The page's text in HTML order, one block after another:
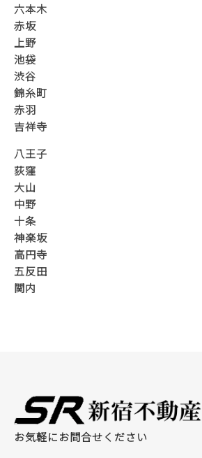
六本木
赤坂
上野
池袋
渋谷
錦糸町
赤羽
吉祥寺
八王子
荻窪
大山
中野
十条
神楽坂
高円寺
五反田
関内
お気軽にお問合せください